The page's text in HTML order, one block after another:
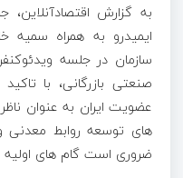
به گزارش
ایمیدرو به همراه سمیه
سازمان در جلسه
صنعتی بازرگانی، با
عضویت ایران به عنوان ناظر
های توسعه روابط معدنی
ضروری است گام های اولیه